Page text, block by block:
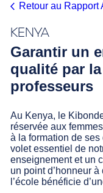
arrow_back_ios Retour au Rapport
KENYA
Garantir un
qualité par
professeurs
Au Kenya, le
réservée aux
à la formation de
volet essentiel de
enseignement et un
un point d’honneur
l’école bénéficie